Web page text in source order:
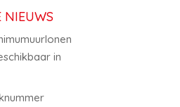
NIEUWS
in